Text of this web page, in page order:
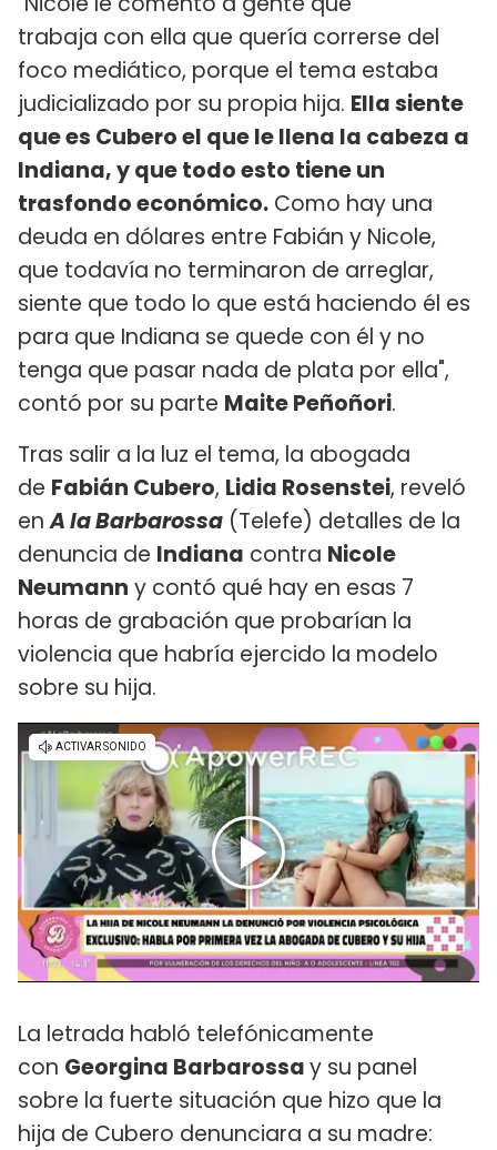
trabaja con ella que quería correrse del
foco mediático, porque el tema estaba
judicializado por su propia hija. Ella siente
que es Cubero el que le llena la cabeza a
Indiana, y que todo esto tiene un
trasfondo económico. Como hay una
deuda en dólares entre Fabián y Nicole,
que todavía no terminaron de arreglar,
siente que todo lo que está haciendo él es
para que Indiana se quede con él y no
tenga que pasar nada de plata por ella",
contó por su parte Maite Peñoñori.
Tras salir a la luz el tema, la abogada
de Fabián Cubero, Lidia Rosenstei, reveló
enA la Barbarossa (Telefe) detalles de la
denuncia de Indiana contra Nicole
Neumann y contó qué hay en esas 7
horas de grabación que probarían la
violencia que habría ejercido la modelo
sobre su hija.
La letrada habló telefónicamente
con Georgina Barbarossay su panel
sobre la fuerte situación que hizo que la
hija de Cubero denunciara a su madre: